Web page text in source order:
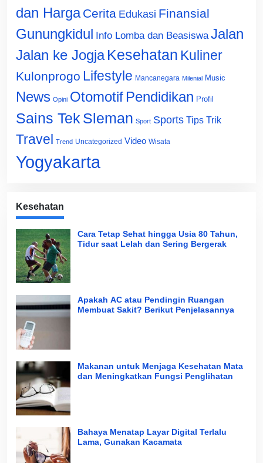
dan Harga Cerita Edukasi Finansial
Gunungkidul Info Lomba dan Beasiswa Jalan
Jalan ke Jogja Kesehatan Kuliner
Kulonprogo Lifestyle Mancanegara Milenial Music
News Opini Otomotif Pendidikan Profil
Sains Tek Sleman Sport Sports Tips Trik
Travel Trend Uncategorized Video Wisata
Yogyakarta
Kesehatan
Cara Tetap Sehat hingga Usia 80 Tahun,
Tidur saat Lelah dan Sering Bergerak
Apakah AC atau Pendingin Ruangan
Membuat Sakit? Berikut Penjelasannya
Makanan untuk Menjaga Kesehatan Mata
dan Meningkatkan Fungsi Penglihatan
Bahaya Menatap Layar Digital Terlalu
Lama, Gunakan Kacamata